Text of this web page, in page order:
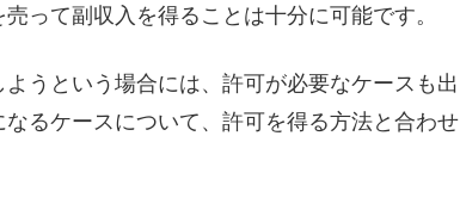
って副収入を得ることは十分に可能です。
うという場合には、許可が必要なケースも出
るケースについて、許可を得る方法と合わせ